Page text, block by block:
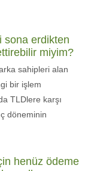
sona erdikten
miyim?
sahipleri alan
bir işlem
TLDlere karşı
döneminin
henüz ödeme